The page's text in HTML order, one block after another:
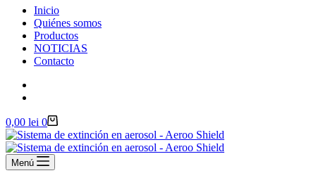
Inicio
Quiénes somos
Productos
NOTICIAS
Contacto
Carro
de
compra
0,00 lei 0
Menú